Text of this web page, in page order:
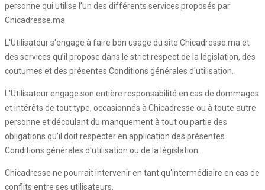
personne qui utilise l’un des différents services proposés par
Chicadresse.ma
L'Utilisateur s'engage à faire bon usage du site Chicadresse.ma et
des services qu’il propose dans le strict respect de la législation, des
coutumes et des présentes Conditions générales d'utilisation.
L'Utilisateur engage son entière responsabilité en cas de dommages
et intérêts de tout type, occasionnés à Chicadresse ou à toute autre
personne et découlant du manquement à tout ou partie des
obligations qu'il doit respecter en application des présentes
Conditions générales d'utilisation ou de la législation.
Chicadresse ne pourrait intervenir en tant qu'intermédiaire en cas de
conflits entre ses utilisateurs.